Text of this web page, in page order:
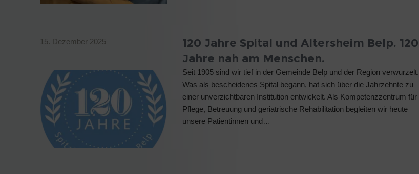
15. Dezember 2025
120 Jahre Spital und Altersheim Belp. 120
Jahre nah am Menschen.
Seit 1905 sind wir tief in der Gemeinde Belp und der Region verwurzelt.
Was als bescheidenes Spital begann, hat sich über die Jahrzehnte zu
einer unverzichtbaren Institution entwickelt. Als Kompetenzzentrum für
Pflege, Betreuung und geriatrische Rehabilitation begleiten wir heute
unsere Patientinnen und…